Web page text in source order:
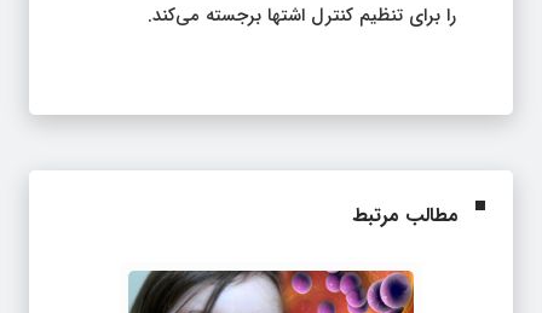
را برای تنظیم کنترل اشتها برجسته می‌کند.
مطالب مرتبط